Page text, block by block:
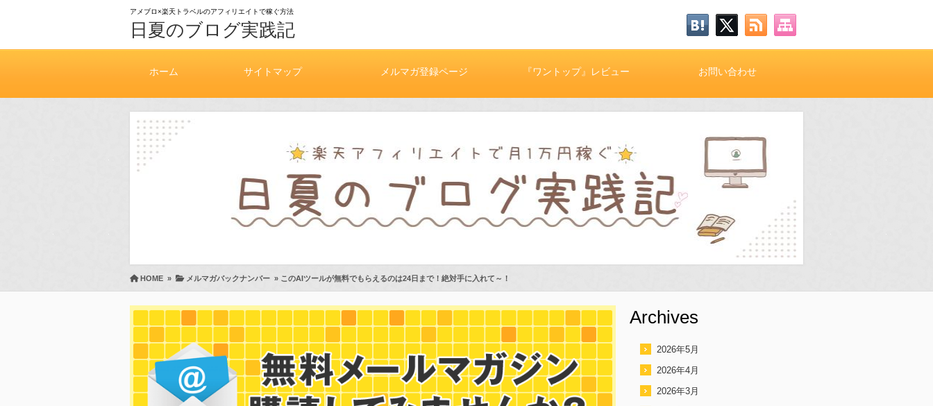
アメブロ×楽天トラベルのアフィリエイトで稼ぐ方法
日夏のブログ実践記
ホーム サイトマップ メルマガ登録ページ 『ワントップ』レビュー お問い合わせ
HOME » メルマガバックナンバー » このAIツールが無料でもらえるのは24日まで！絶対手に入れて～！
Archives
2026年5月
2026年4月
2026年3月